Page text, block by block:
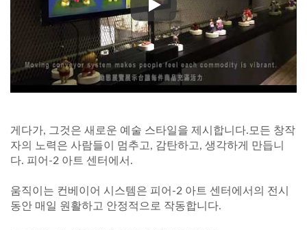
Pier2art
게다가, 그것은 새로운 예술 스타일을 제시합니다.모든 창작
자의 노력은 사람들이 멈추고, 감탄하고, 생각하게 만듭니
다. 피어-2 아트 센터에서.
움직이는 컨베이어 시스템은 피어-2 아트 센터에서의 전시
동안 매일 원활하고 안정적으로 작동합니다.